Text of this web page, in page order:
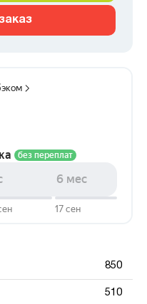
850
510